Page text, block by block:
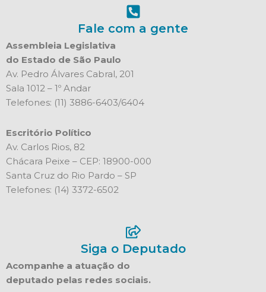
Fale com a gente
Assembleia Legislativa
do Estado de São Paulo
Av. Pedro Álvares Cabral, 201
Sala 1012 – 1º Andar
Telefones: (11) 3886-6403/6404
Escritório Político
Av. Carlos Rios, 82
Chácara Peixe – CEP: 18900-000
Santa Cruz do Rio Pardo – SP
Telefones: (14) 3372-6502
Siga o Deputado
Acompanhe a atuação do
deputado pelas redes sociais.